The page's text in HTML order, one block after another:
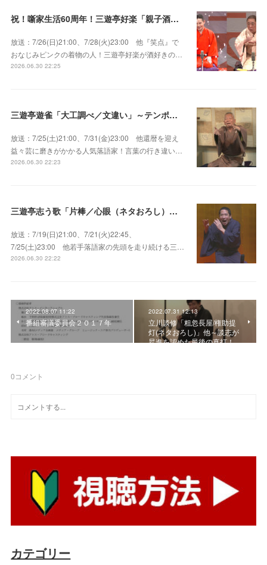
祝！噺家生活60周年！三遊亭好楽「親子酒」錦笑亭満堂「桜ん坊」～満堂フェス2026
放送：7/26(日)21:00、7/28(火)23:00 他『笑点』で
おなじみピンクの着物の人！三遊亭好楽が酒好きの…
2026.06.30 22:25
三遊亭遊雀「大工調べ／文違い」～テンポよくたたみかける語り口で人気・実力とも屈指！
放送：7/25(土)21:00、7/31(金)23:00 他還暦を迎え
益々芸に磨きがかかる人気落語家！言葉の行き違い…
2026.06.30 22:23
三遊亭志う歌「片棒／心眼（ネタおろし）／百年目」～すべてが規格外の天才肌！
放送：7/19(日)21:00、7/21(火)22:45、
7/25(土)23:00 他若手落語家の先頭を走り続ける三…
2026.06.30 22:22
2022.08.07 11:22
番組審議委員会２０１７年
2022.07.31 12:13
立川談修「粗忽長屋/権助提
灯(ネタおろし)」他～談志が
昇進を認めた最後の真打！
0コメント
カテゴリー